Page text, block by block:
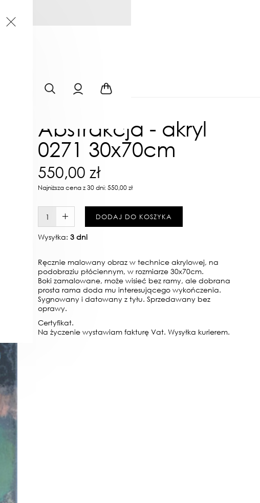
Abstrakcja - akryl
0271 30x70cm
550,00 zł
Najniższa cena z 30 dni: 550,00 zł
W KOSZYKU :)DODAJ DO KOSZYKA
Wysyłka:3 dni
Ręcznie malowany obraz w technice akrylowej, na
podobraziu płóciennym, w rozmiarze 30x70cm.
Boki zamalowane, może wisieć bez ramy, ale dobrana
prosta rama doda mu interesującego wykończenia.
Sygnowany i datowany z tyłu. Sprzedawany bez
oprawy.
Certyfikat.
Na życzenie wystawiam fakturę Vat. Wysyłka kurierem.